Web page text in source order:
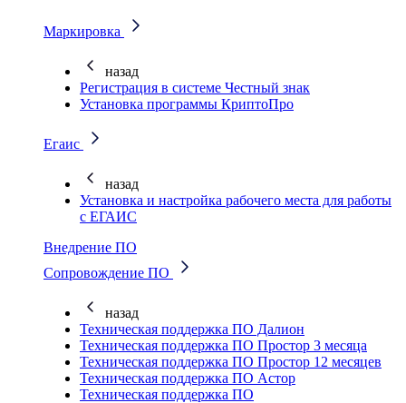
Маркировка
назад
Регистрация в системе Честный знак
Установка программы КриптоПро
Егаис
назад
Установка и настройка рабочего места для работы
с ЕГАИС
Внедрение ПО
Сопровождение ПО
назад
Техническая поддержка ПО Далион
Техническая поддержка ПО Простор 3 месяца
Техническая поддержка ПО Простор 12 месяцев
Техническая поддержка ПО Астор
Техническая поддержка ПО